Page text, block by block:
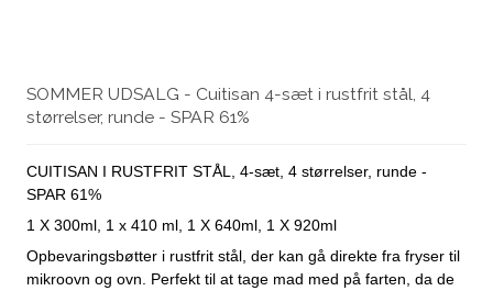
SOMMER UDSALG - Cuitisan 4-sæt i rustfrit stål, 4
størrelser, runde - SPAR 61%
CUITISAN I RUSTFRIT STÅL, 4-sæt, 4 størrelser, runde -
SPAR 61%
1 X 300ml, 1 x 410 ml, 1 X 640ml, 1 X 920ml
Opbevaringsbøtter i rustfrit stål, der kan gå direkte fra fryser til
mikroovn og ovn. Perfekt til at tage mad med på farten, da de